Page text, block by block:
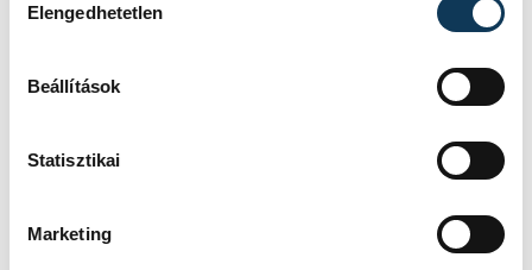
Elengedhetetlen
Beállítások
Statisztikai
Marketing